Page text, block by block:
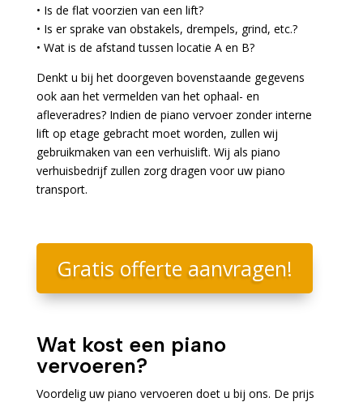
• Is de flat voorzien van een lift?
• Is er sprake van obstakels, drempels, grind, etc.?
• Wat is de afstand tussen locatie A en B?
Denkt u bij het doorgeven bovenstaande gegevens
ook aan het vermelden van het ophaal- en
afleveradres? Indien de piano vervoer zonder interne
lift op etage gebracht moet worden, zullen wij
gebruikmaken van een verhuislift. Wij als piano
verhuisbedrijf zullen zorg dragen voor uw piano
transport.
Gratis offerte aanvragen!
Wat kost een piano
vervoeren?
Voordelig uw piano vervoeren doet u bij ons. De prijs